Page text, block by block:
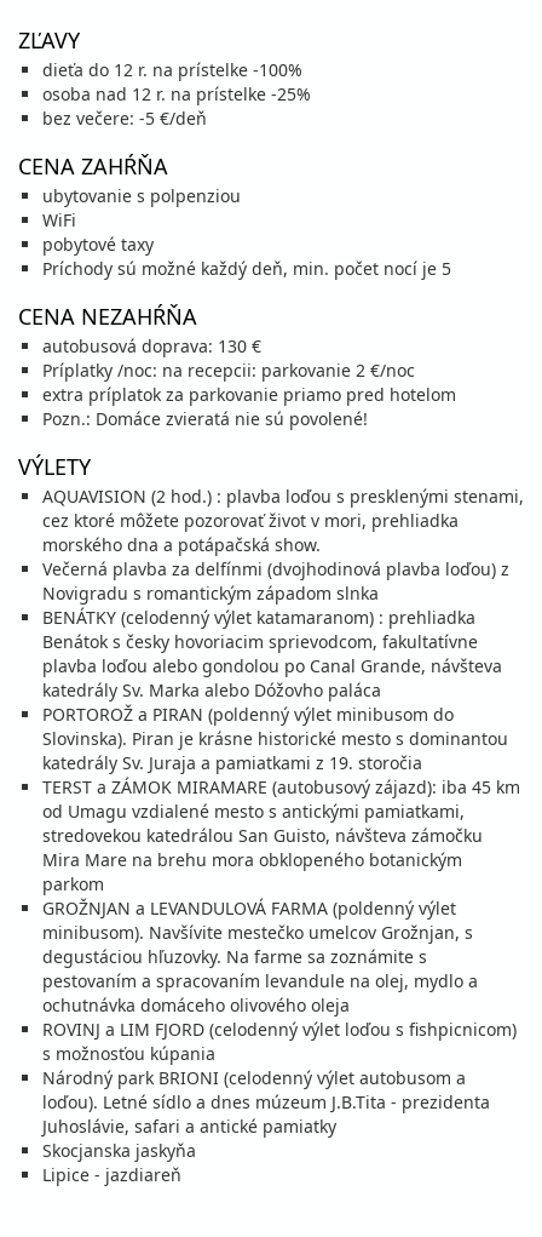
20.08. - 25.08.26
22.08. - 29.08.26
polpenzia
vlastná
vypočítať cenu
25.08. - 30.08.26 utorok - nedeľa
polpenzia
vlastná
Zľava
15% 794 €
cena za 6 dní (5 nocí)
vypočítať cenu
29.08. - 05.09.26
polpenzia
vlastná
Zľava
15% 959 €
vypočítať cenu
30.08. - 04.09.26 nedeľa - piatok
polpenzia
vlastná
Zľava
15% 692 € 589 €
cena za 6 dní (5 nocí)
vypočítať cenu
september 2026
04.09. - 09.09.26 piatok - streda
polpenzia vlastná
cena za 6 dní (5 nocí)
vypočítať cenu
05.09. - 12.09.26 sobota - sobota
polpenzia vlastná
783 €
cena za 8 dní (7 nocí)
vypočítať cenu
09.09. - 14.09.26 streda - pondelok
polpenzia vlastná
ZĽAVY
dieťa do 12 r. na prístelke -100%
osoba nad 12 r. na prístelke -25%
bez večere: -5 €/deň
CENA ZAHŔŇA
ubytovanie s polpenziou
WiFi
pobytové taxy
Príchody sú možné každý deň, min. počet nocí je 5
CENA NEZAHŔŇA
autobusová doprava: 130 €
Príplatky /noc: na recepcii: parkovanie 2 €/noc
extra príplatok za parkovanie priamo pred hotelom
Pozn.: Domáce zvieratá nie sú povolené!
VÝLETY
AQUAVISION (2 hod.) : plavba loďou s presklenými stenami,
cez ktoré môžete pozorovať život v mori, prehliadka
morského dna a potápačská show.
Večerná plavba za delfínmi (dvojhodinová plavba loďou) z
Novigradu s romantickým západom slnka
BENÁTKY (celodenný výlet katamaranom) : prehliadka
Benátok s česky hovoriacim sprievodcom, fakultatívne
plavba loďou alebo gondolou po Canal Grande, návšteva
katedrály Sv. Marka alebo Dóžovho paláca
PORTOROŽ a PIRAN (poldenný výlet minibusom do
Slovinska). Piran je krásne historické mesto s dominantou
katedrály Sv. Juraja a pamiatkami z 19. storočia
TERST a ZÁMOK MIRAMARE (autobusový zájazd): iba 45 km
od Umagu vzdialené mesto s antickými pamiatkami,
stredovekou katedrálou San Guisto, návšteva zámočku
Mira Mare na brehu mora obklopeného botanickým
parkom
GROŽNJAN a LEVANDULOVÁ FARMA (poldenný výlet
minibusom). Navšívite mestečko umelcov Grožnjan, s
degustáciou hľuzovky. Na farme sa zoznámite s
pestovaním a spracovaním levandule na olej, mydlo a
ochutnávka domáceho olivového oleja
ROVINJ a LIM FJORD (celodenný výlet loďou s fishpicnicom)
s možnosťou kúpania
Národný park BRIONI (celodenný výlet autobusom a
loďou). Letné sídlo a dnes múzeum J.B.Tita - prezidenta
Juhoslávie, safari a antické pamiatky
Skocjanska jaskyňa
Lipice - jazdiareň